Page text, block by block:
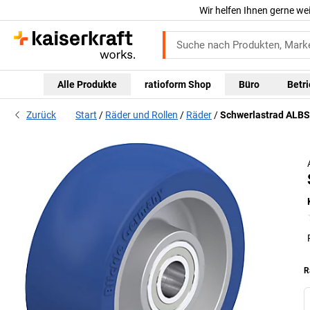
Wir helfen Ihnen gerne
Alle Produkte ratioform Shop Büro
Zurück Start Räder und Rollen Räder Schwerlastrad ALBS